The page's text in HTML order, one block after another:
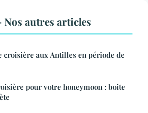
autres articles
croisière aux Antilles en période de
pour votre honeymoon : boite